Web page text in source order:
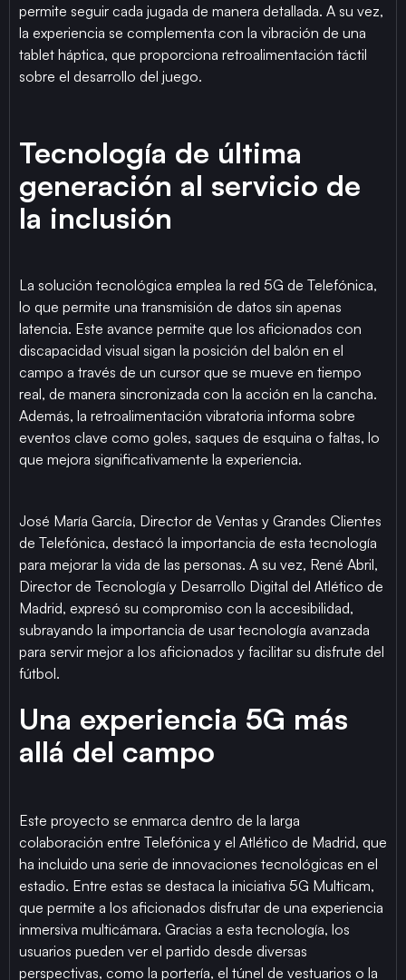
permite seguir cada jugada de manera detallada. A su vez,
la experiencia se complementa con la vibración de una
tablet háptica, que proporciona retroalimentación táctil
sobre el desarrollo del juego.
Tecnología de última
generación al servicio de
la inclusión
La solución tecnológica emplea la red 5G de Telefónica,
lo que permite una transmisión de datos sin apenas
latencia. Este avance permite que los aficionados con
discapacidad visual sigan la posición del balón en el
campo a través de un cursor que se mueve en tiempo
real, de manera sincronizada con la acción en la cancha.
Además, la retroalimentación vibratoria informa sobre
eventos clave como goles, saques de esquina o faltas, lo
que mejora significativamente la experiencia.
José María García, Director de Ventas y Grandes Clientes
de Telefónica, destacó la importancia de esta tecnología
para mejorar la vida de las personas. A su vez, René Abril,
Director de Tecnología y Desarrollo Digital del Atlético de
Madrid, expresó su compromiso con la accesibilidad,
subrayando la importancia de usar tecnología avanzada
para servir mejor a los aficionados y facilitar su disfrute del
fútbol.
Una experiencia 5G más
allá del campo
Este proyecto se enmarca dentro de la larga
colaboración entre Telefónica y el Atlético de Madrid, que
ha incluido una serie de innovaciones tecnológicas en el
estadio. Entre estas se destaca la iniciativa 5G Multicam,
que permite a los aficionados disfrutar de una experiencia
inmersiva multicámara. Gracias a esta tecnología, los
usuarios pueden ver el partido desde diversas
perspectivas, como la portería, el túnel de vestuarios o la